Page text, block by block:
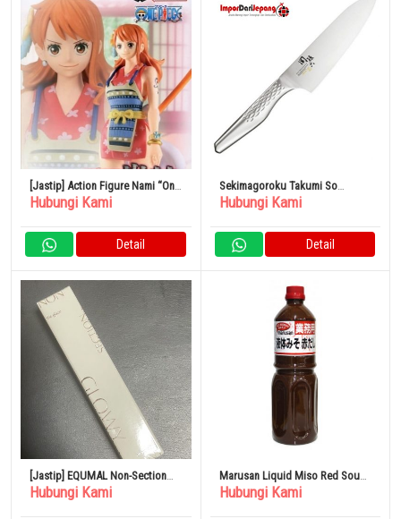
[Jastip] Action Figure Nami “One
Piece” Model 2650634
Hubungi Kami
Detail
Sekimagoroku Takumi So
Santoku Knife 165mm AB5156
Hubungi Kami
Detail
[Jastip] EQUMAL Non-Section
Glow Tint 107
Hubungi Kami
Marusan Liquid Miso Red Soup
Stock 1.1kg
Hubungi Kami